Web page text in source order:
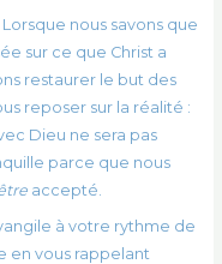
nous savons que
sur ce que Christ a
restaurer le but des
reposer sur la réalité :
Dieu ne sera pas
parce que nous
accepté.
à votre rythme de
en vous rappelant